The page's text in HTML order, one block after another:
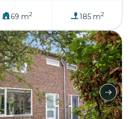
69 m2 185 m2